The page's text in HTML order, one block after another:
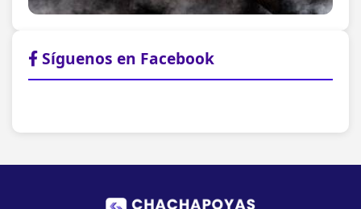
Síguenos en Facebook